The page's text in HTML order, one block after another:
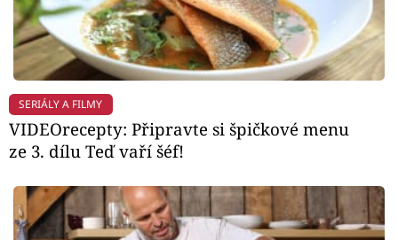
SERIÁLY A FILMY
VIDEOrecepty: Připravte si špičkové menu
ze 3. dílu Teď vaří šéf!